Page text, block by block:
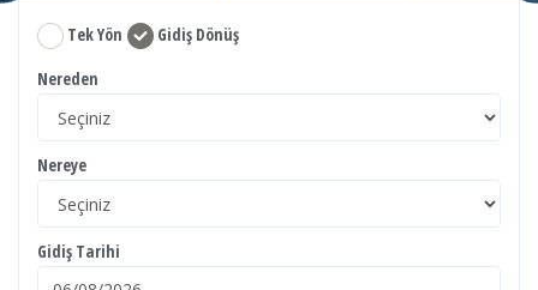
Tek Yön
Gidiş Dönüş
Nereden
Nereye
Gidiş Tarihi